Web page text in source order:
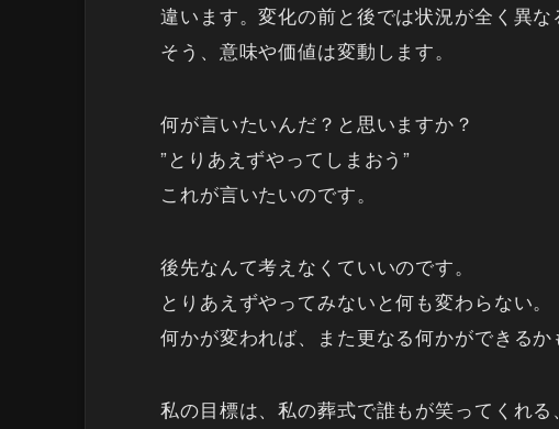
違います。変化の前と後では状況が全く異な
そう、意味や価値は変動します。
何が言いたいんだ？と思いますか？
”とりあえずやってしまおう”
これが言いたいのです。
後先なんて考えなくていいのです。
とりあえずやってみないと何も変わらない。
何かが変われば、また更なる何かができるか
私の目標は、私の葬式で誰もが笑ってくれる